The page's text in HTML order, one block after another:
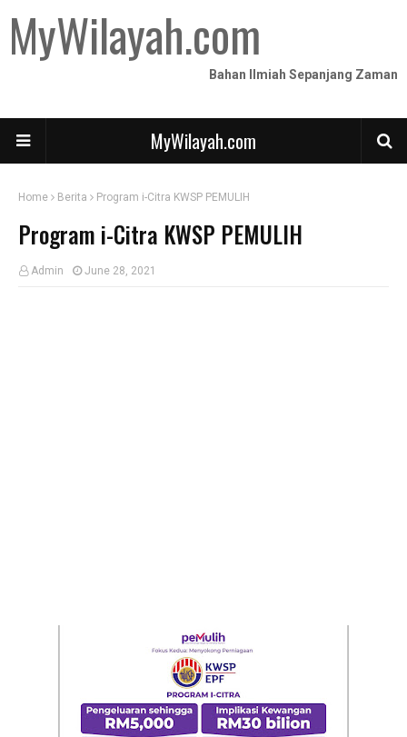
MyWilayah.com
Bahan Ilmiah Sepanjang Zaman
MyWilayah.com
Home Berita Program i-Citra KWSP PEMULIH
Program i-Citra KWSP PEMULIH
Admin June 28, 2021